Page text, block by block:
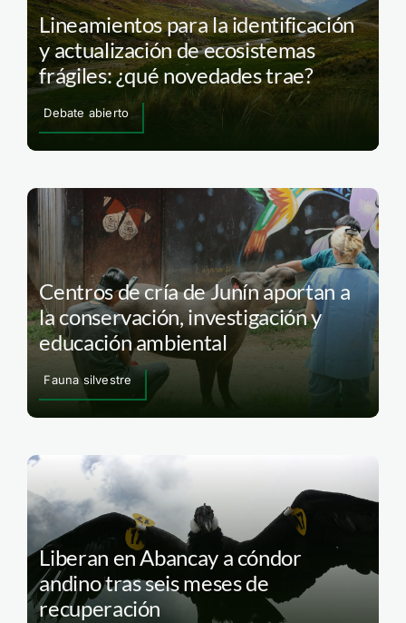
Lineamientos para la identificación
y actualización de ecosistemas
frágiles: ¿qué novedades trae?
Debate abierto
Centros de cría de Junín aportan a
la conservación, investigación y
educación ambiental
Fauna silvestre
Liberan en Abancay a cóndor
andino tras seis meses de
recuperación